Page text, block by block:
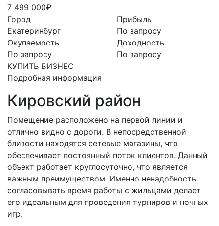
7 499 000₽
Город
Екатеринбург
Окупаемость
По запросу
КУПИТЬ БИЗНЕС
Прибыль
По запросу
Доходность
По запросу
Подробная информация
Кировский район
Помещение расположено на первой линии и
отлично видно с дороги. В непосредственной
близости находятся сетевые магазины, что
обеспечивает постоянный поток клиентов. Данный
объект работает круглосуточно, что является
важным преимуществом. Именно ненадобность
согласовывать время работы с жильцами делает
его идеальным для проведения турниров и ночных
игр.